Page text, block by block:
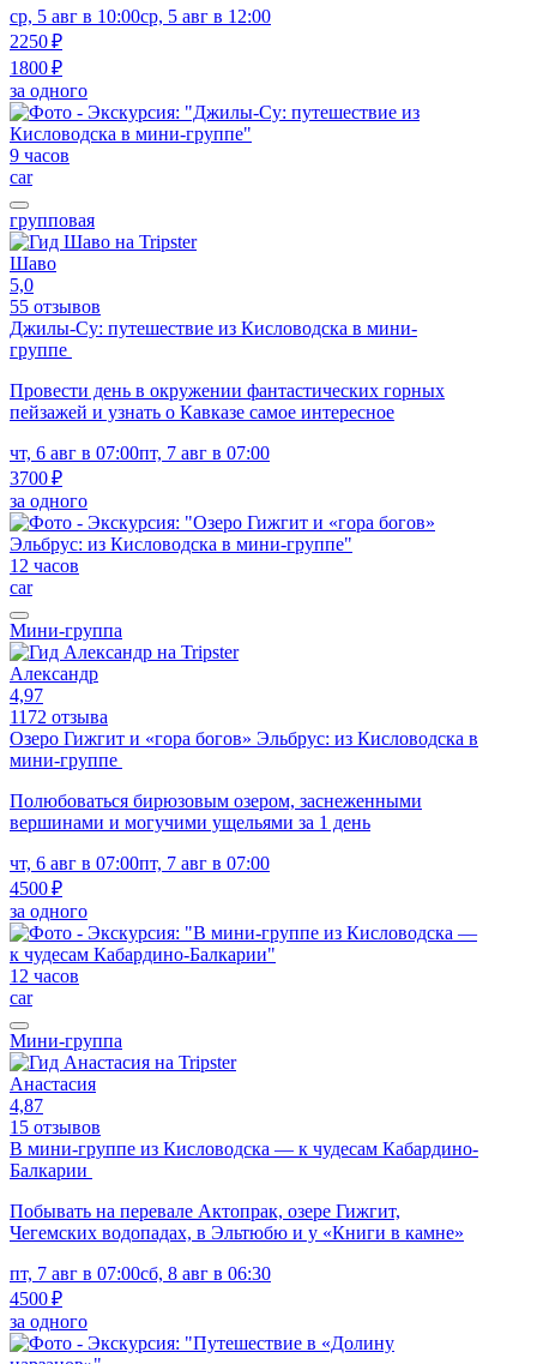
ср, 5 авг в 10:00ср, 5 авг в 12:00
2250 ₽
1800 ₽
за одного
9 часов
car
групповая
Шаво
5,0
55 отзывов
Джилы-Су: путешествие из Кисловодска в мини-
группе
Провести день в окружении фантастических горных
пейзажей и узнать о Кавказе самое интересное
чт, 6 авг в 07:00пт, 7 авг в 07:00
3700 ₽
за одного
12 часов
car
Мини-группа
Александр
4,97
1172 отзыва
Озеро Гижгит и «гора богов» Эльбрус: из Кисловодска в
мини-группе
Полюбоваться бирюзовым озером, заснеженными
вершинами и могучими ущельями за 1 день
чт, 6 авг в 07:00пт, 7 авг в 07:00
4500 ₽
за одного
12 часов
car
Мини-группа
Анастасия
4,87
15 отзывов
В мини-группе из Кисловодска — к чудесам Кабардино-
Балкарии
Побывать на перевале Актопрак, озере Гижгит,
Чегемских водопадах, в Эльтюбю и у «Книги в камне»
пт, 7 авг в 07:00сб, 8 авг в 06:30
4500 ₽
за одного